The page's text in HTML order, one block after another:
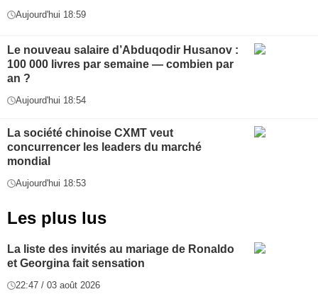
Aujourd'hui 18:59
Le nouveau salaire d’Abduqodir Husanov :
100 000 livres par semaine — combien par
an ?
Aujourd'hui 18:54
La société chinoise CXMT veut
concurrencer les leaders du marché
mondial
Aujourd'hui 18:53
Les plus lus
La liste des invités au mariage de Ronaldo
et Georgina fait sensation
22:47 / 03 août 2026